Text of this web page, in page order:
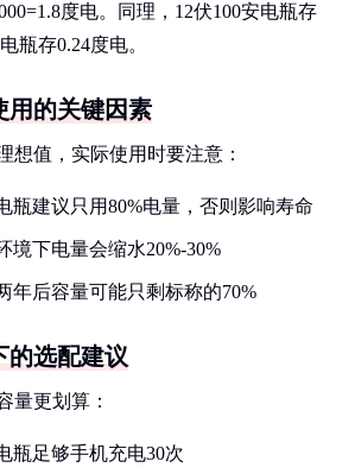
度电。同理，12伏100安电瓶存
瓶存0.24度电。
用的关键因素
想值，实际使用时要注意：
瓶建议只用80%电量，否则影响寿命
境下电量会缩水20%-30%
年后容量可能只剩标称的70%
的选配建议
量更划算：
瓶足够手机充电30次